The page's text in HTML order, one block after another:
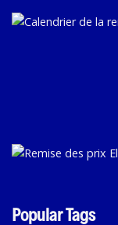
Popular Tags